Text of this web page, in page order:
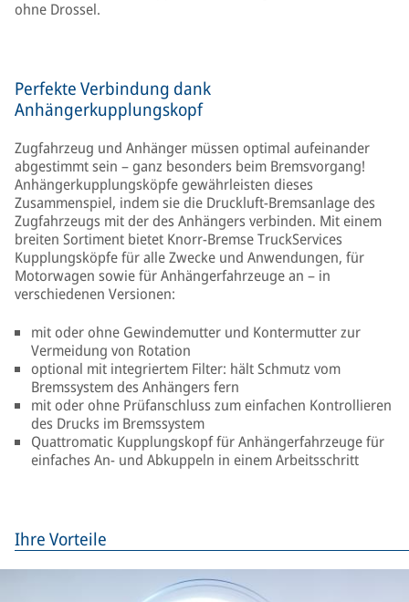
ohne Drossel.
Perfekte Verbindung dank
Anhängerkupplungskopf
Zugfahrzeug und Anhänger müssen optimal aufeinander
abgestimmt sein – ganz besonders beim Bremsvorgang!
Anhängerkupplungsköpfe gewährleisten dieses
Zusammenspiel, indem sie die Druckluft-Bremsanlage des
Zugfahrzeugs mit der des Anhängers verbinden. Mit einem
breiten Sortiment bietet Knorr-Bremse TruckServices
Kupplungsköpfe für alle Zwecke und Anwendungen, für
Motorwagen sowie für Anhängerfahrzeuge an – in
verschiedenen Versionen:
mit oder ohne Gewindemutter und Kontermutter zur
Vermeidung von Rotation
optional mit integriertem Filter: hält Schmutz vom
Bremssystem des Anhängers fern
mit oder ohne Prüfanschluss zum einfachen Kontrollieren
des Drucks im Bremssystem
Quattromatic Kupplungskopf für Anhängerfahrzeuge für
einfaches An- und Abkuppeln in einem Arbeitsschritt
Ihre Vorteile